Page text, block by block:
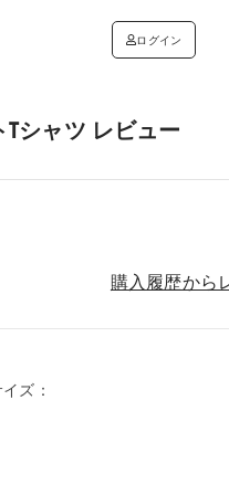
ログイン
シャツ レビュー
購入履歴から
ズ：